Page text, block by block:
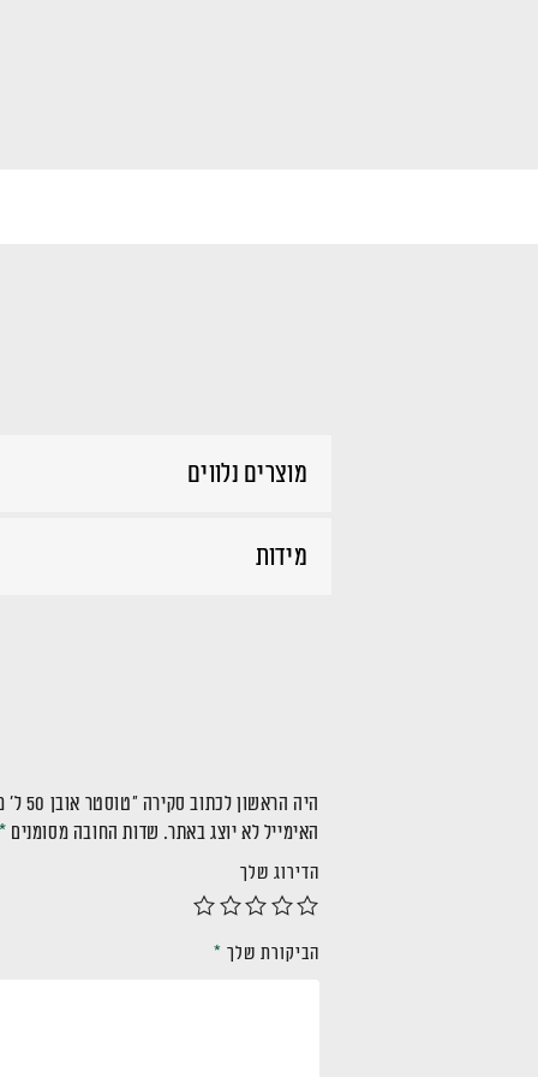
מוצרים נלווים
מידות
היה הראשון לכתוב סקירה “טוסטר אובן 50 ל' משולב כיריים אינפרה TOH502”
האימייל לא יוצג באתר. שדות החובה מסומנים
הדירוג שלך
הביקורת שלך *